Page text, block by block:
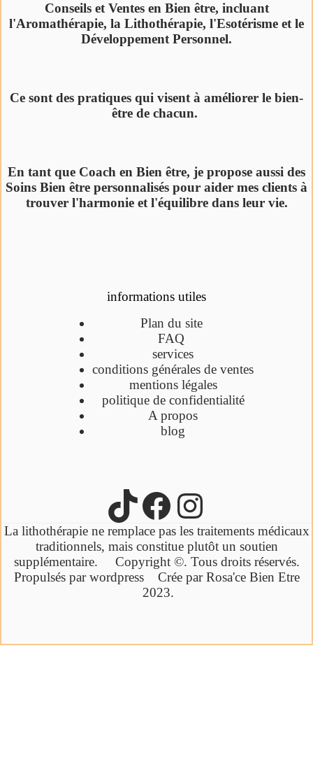
Conseils et Ventes en Bien être, incluant
l'Aromathérapie, la Lithothérapie, l'Esotérisme et le
Développement Personnel.
Ce sont des pratiques qui visent à améliorer le bien-
être de chacun.
En tant que Coach en Bien être, je propose aussi des
Soins Bien être personnalisés pour aider mes clients à
trouver l'harmonie et l'équilibre dans leur vie.
informations utiles
Plan du site
FAQ
services
conditions générales de ventes
mentions légales
politique de confidentialité
A propos
blog
La lithothérapie ne remplace pas les traitements médicaux
traditionnels, mais constitue plutôt un soutien
supplémentaire. Copyright ©. Tous droits réservés.
Propulsés par wordpress Crée par Rosa'ce Bien Etre
2023.